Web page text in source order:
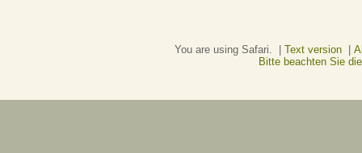
You are using Safari. | Text version|
Bitte beachten Sie